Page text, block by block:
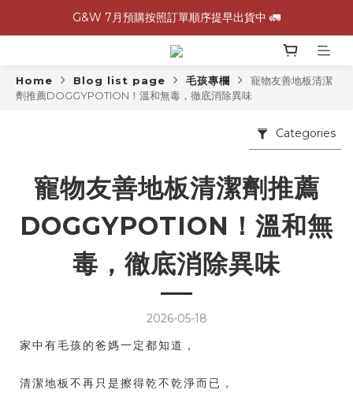
G&W 7月預購按照訂單順序提早出貨中 🚛
G&W 7月預購按照訂單順序提早出貨中 🚛
\ 加入會員領$60購物金，生日再領$100！/
全館滿 1,500 免運 🚚
Home Blog list page 毛孩專欄
寵物友善地板清潔
劑推薦DOGGYPOTION！溫和無毒，徹底消除異味
Categories
寵物友善地板清潔劑推薦
DOGGYPOTION！溫和無
毒，徹底消除異味
2026-05-18
家中有毛孩的爸媽一定都知道，
清潔地板不再只是擦得乾不乾淨而已，